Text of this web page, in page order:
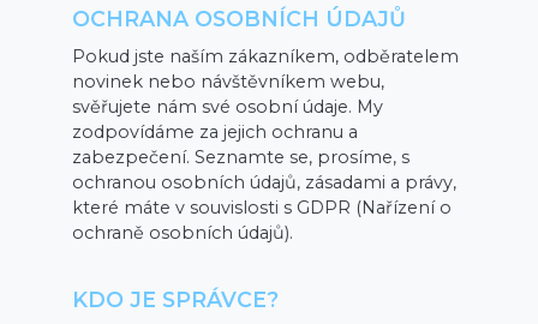
OCHRANA OSOBNÍCH ÚDAJŮ
Pokud jste naším zákazníkem, odběratelem
novinek nebo návštěvníkem webu,
svěřujete nám své osobní údaje. My
zodpovídáme za jejich ochranu a
zabezpečení. Seznamte se, prosíme, s
ochranou osobních údajů, zásadami a právy,
které máte v souvislosti s GDPR (Nařízení o
ochraně osobních údajů).
KDO JE SPRÁVCE?